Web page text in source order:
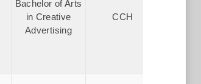
Bachelor of Arts
in Creative
Advertising
CCH